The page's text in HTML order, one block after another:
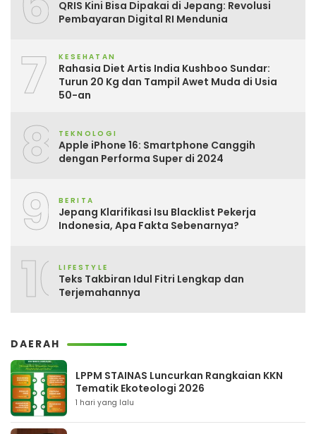
QRIS Kini Bisa Dipakai di Jepang: Revolusi
Pembayaran Digital RI Mendunia
7 KESEHATAN
Rahasia Diet Artis India Kushboo Sundar:
Turun 20 Kg dan Tampil Awet Muda di Usia
50-an
8 TEKNOLOGI
Apple iPhone 16: Smartphone Canggih
dengan Performa Super di 2024
9 BERITA
Jepang Klarifikasi Isu Blacklist Pekerja
Indonesia, Apa Fakta Sebenarnya?
10LIFESTYLE
Teks Takbiran Idul Fitri Lengkap dan
Terjemahannya
DAERAH
LPPM STAINAS Luncurkan Rangkaian KKN
Tematik Ekoteologi 2026
1 hari yang lalu